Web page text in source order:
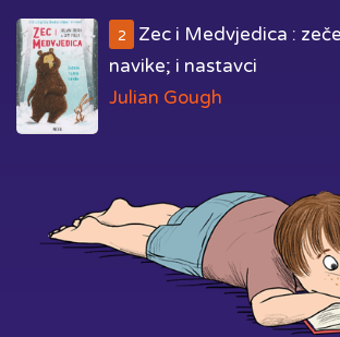
2
Zec i Medvjedica :
navike; i nastavci
Julian Gough